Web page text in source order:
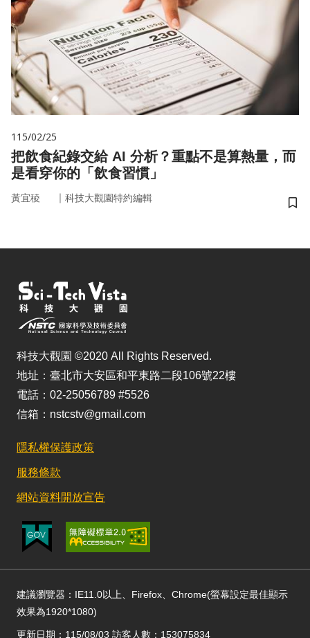
115/02/25
把飲食紀錄交給 AI 分析？重點不是算熱量，而
是看穿你的「飲食習慣」
黃宜稜 ｜ 科技大觀園特約編輯
儲
科技大觀園 ©2020 All Rights Reserved.
地址：臺北市大安區和平東路二段106號22樓
電話：02-25056789 #5526
信箱：nstcstv@gmail.com
隱私權保護政策
服務條款
網站資料開放宣告
建議瀏覽器：IE11.0以上、Firefox、Chrome(螢幕設定最佳顯示
效果為1920*1080)
更新日期：115/08/03 訪客人數：153075834